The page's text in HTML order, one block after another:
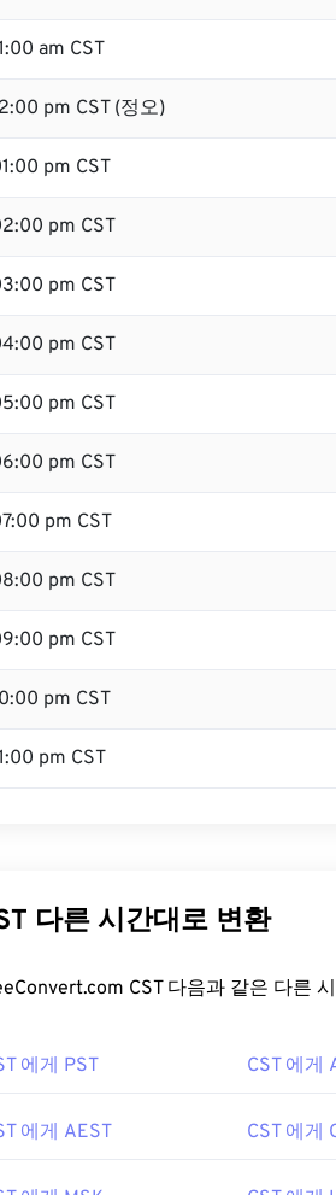
am CST
pm CST (정오)
pm CST
pm CST
pm CST
pm CST
pm CST
pm CST
pm CST
pm CST
pm CST
pm CST
pm CST
다른 시간대로 변환
CST 다음과 같은 다른
에게 PST CST 에게
에게 AEST CST 에게